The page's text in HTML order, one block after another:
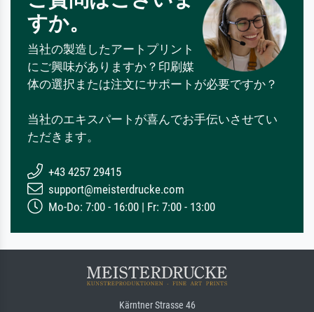
すか。
当社の製造したアートプリント
にご興味がありますか？印刷媒
体の選択または注文にサポートが必要ですか？
当社のエキスパートが喜んでお手伝いさせてい
ただきます。
+43 4257 29415
support@meisterdrucke.com
Mo-Do: 7:00 - 16:00 | Fr: 7:00 - 13:00
Kärntner Strasse 46